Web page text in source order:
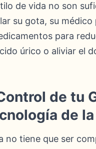
de vida no son
su gota, su médico
para
úrico o aliviar el
de tu
de
no tiene que ser